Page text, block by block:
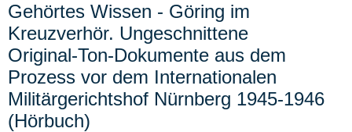
Gehörtes Wissen - Göring im
Kreuzverhör. Ungeschnittene
Original-Ton-Dokumente aus dem
Prozess vor dem Internationalen
Militärgerichtshof Nürnberg 1945-1946
(Hörbuch)